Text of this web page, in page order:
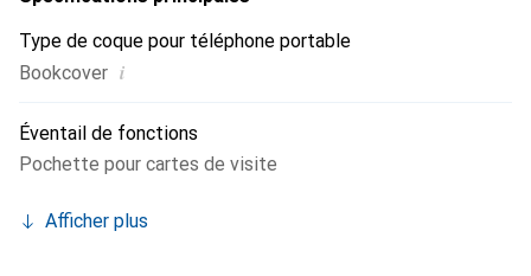
Type de coque pour téléphone portable
Bookcover i
Éventail de fonctions
Pochette pour cartes de visite
Afficher plus